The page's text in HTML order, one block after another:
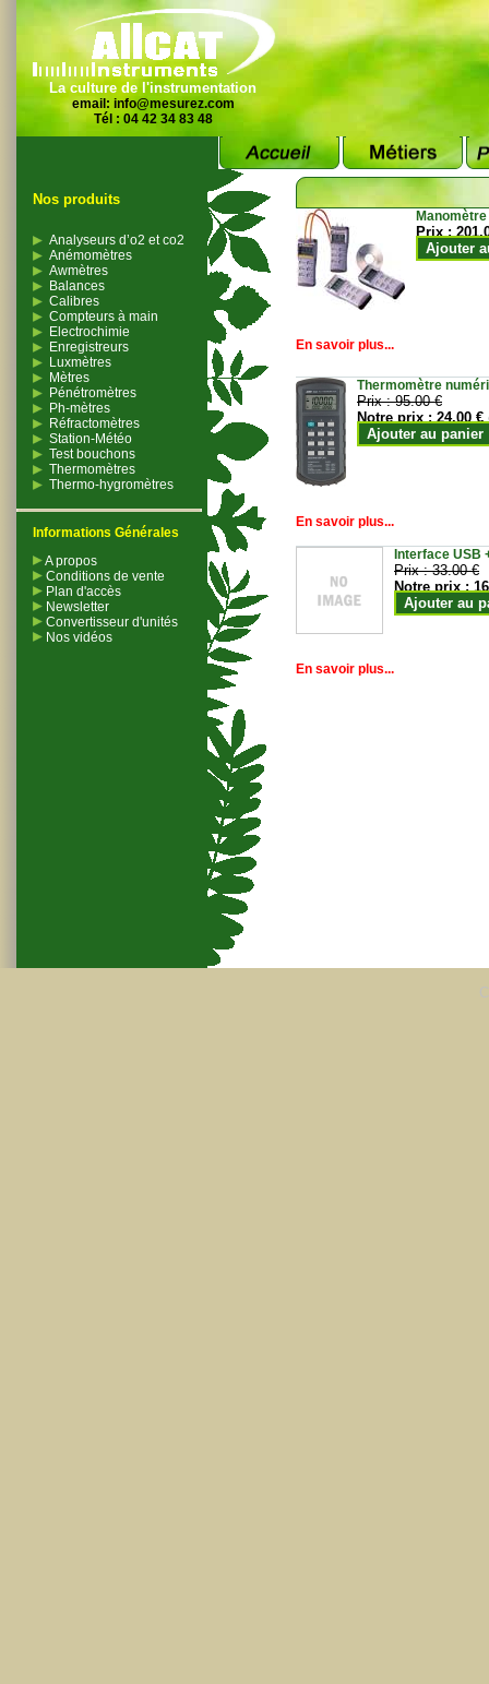
La culture de l'instrumentation
email: info@mesurez.com
Tél : 04 42 34 83 48
Nos produits
Analyseurs d’o2 et co2
Anémomètres
Awmètres
Balances
Calibres
Compteurs à main
Electrochimie
Enregistreurs
Luxmètres
Mètres
Pénétromètres
Ph-mètres
Réfractomètres
Station-Météo
Test bouchons
Thermomètres
Thermo-hygromètres
Informations Générales
A propos
Conditions de vente
Plan d'accès
Newsletter
Convertisseur d'unités
Nos vidéos
Prix :
Ajouter
En savoir plus...
Thermomètre
Prix :95.00 €
Notre prix :24.00 €
Ajouter au panier
En savoir plus...
Interface USB
Prix :33.00 €
Notre prix :
Ajouter au
En savoir plus...